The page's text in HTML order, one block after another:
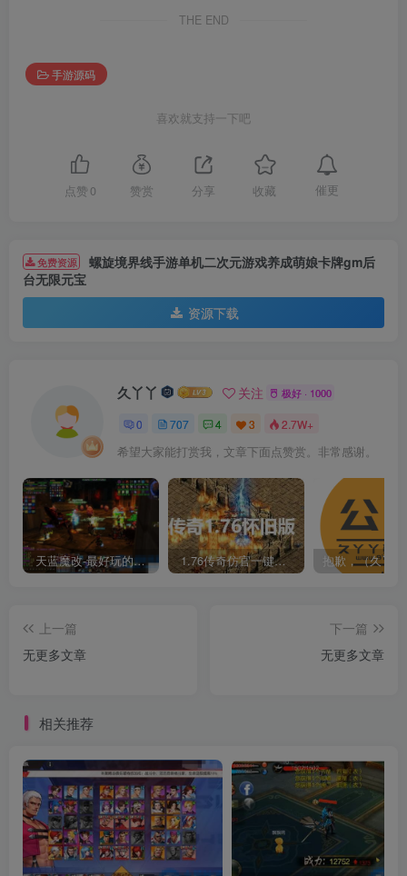
THE END
手游源码
喜欢就支持一下吧
点赞 0 赞赏 分享 收藏 催更
免费资源
螺旋境界线手游单机二次元游戏养成萌娘卡牌gm后
台无限元宝
资源下载
久丫丫 关注 极好 · 1000
0 707 4 3 2.7W+
希望大家能打赏我，文章下面点赞赏。非常感谢。
天蓝魔改-最好玩的魔兽世界巫妖王V335精品单机端【最智能的机器人】 1.76传奇仿官一键启动无后台和辅助究极肝传奇
上一篇
无更多文章
下一篇
无更多文章
相关推荐